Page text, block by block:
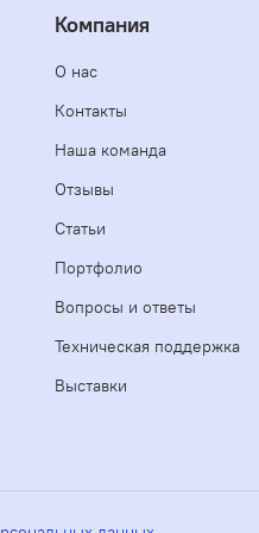
Компания
О нас
Контакты
Наша команда
Отзывы
Статьи
Портфолио
Вопросы и ответы
Техническая поддержка
Выставки